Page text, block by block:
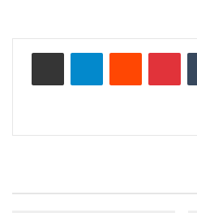
بينتيريست